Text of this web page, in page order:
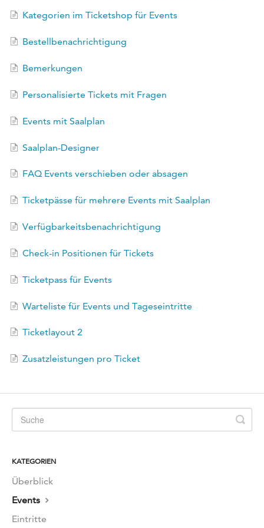
Kategorien im Ticketshop für Events
Bestellbenachrichtigung
Bemerkungen
Personalisierte Tickets mit Fragen
Events mit Saalplan
Saalplan-Designer
FAQ Events verschieben oder absagen
Ticketpässe für mehrere Events mit Saalplan
Verfügbarkeitsbenachrichtigung
Check-in Positionen für Tickets
Ticketpass für Events
Warteliste für Events und Tageseintritte
Ticketlayout 2
Zusatzleistungen pro Ticket
KATEGORIEN
Überblick
Events
Eintritte